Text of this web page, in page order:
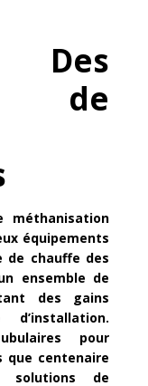
de
méthanisation
équipements
de chauffe des
ensemble de
des gains
pour
que centenaire
solutions de